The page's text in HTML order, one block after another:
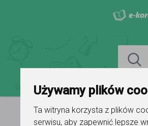
Używamy plików
Ta witryna korzysta z plików
serwisu, aby zapewnić lepsze